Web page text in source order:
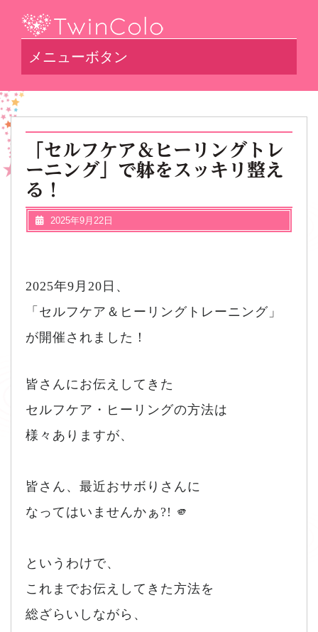
メニューボタン
「セルフケア＆ヒーリングトレ
ーニング」で躰をスッキリ整え
る！
2025年9月22日
2025年9月20日、
「セルフケア＆ヒーリングトレーニング」
が開催されました！
皆さんにお伝えしてきた
セルフケア・ヒーリングの方法は
様々ありますが、
皆さん、最近おサボりさんに
なってはいませんかぁ?! 🫵
というわけで、
これまでお伝えしてきた方法を
総ざらいしながら、